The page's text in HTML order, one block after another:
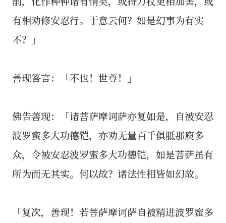
有相劝修安忍行。于意云何？如是幻事为有实
不？」
善现答言：「不也！世尊！」
佛告善现：「诸菩萨摩诃萨亦复如是，自被安忍
波罗蜜多大功德铠，亦劝无量百千俱胝那庾多
众，令被安忍波罗蜜多大功德铠，如是菩萨虽有
所为而无其实。何以故？诸法性相皆如幻故。
「复次，善现！若菩萨摩诃萨自被精进波罗蜜多